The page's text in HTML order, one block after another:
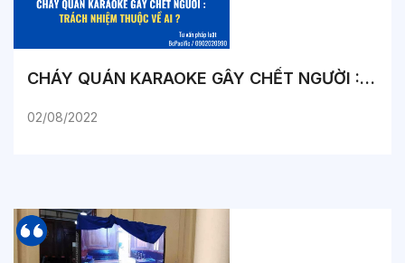
CHÁY QUÁN KARAOKE GÂY CHẾT NGƯỜI : TRÁCH NHIỆM THUỘC VỀ AI ?
02/08/2022